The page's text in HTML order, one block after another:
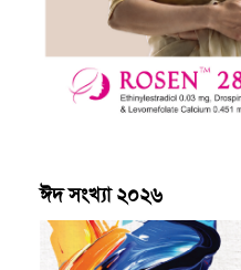
ঈদ সংখ্যা ২০২৬